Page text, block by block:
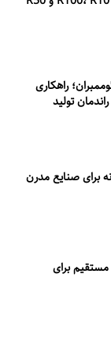
راهکاری
تولید
برای صنایع مدرن
مستقیم برای